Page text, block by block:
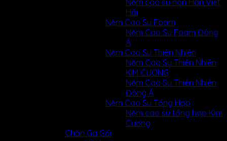
Hải
Nệm Cao Su Foam
Nệm Cao Su Foam Đông
Á
Nệm Cao Su Thiên Nhiên
Nệm Cao Su Thiên Nhiên
KIM CƯƠNG
Nệm Cao Su Thiên Nhiên
Đông Á
Nệm Cao Su Tổng Hợp
Nệm cao su tổng hợp Kim
Cương
Chăn Ga Gối